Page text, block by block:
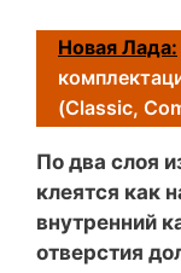
Новая Лада:
(Classic,
По два слоя
клеятся как
внутренний
отверстия